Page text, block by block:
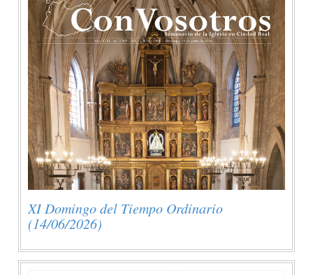
XI Domingo del Tiempo Ordinario
(14/06/2026)